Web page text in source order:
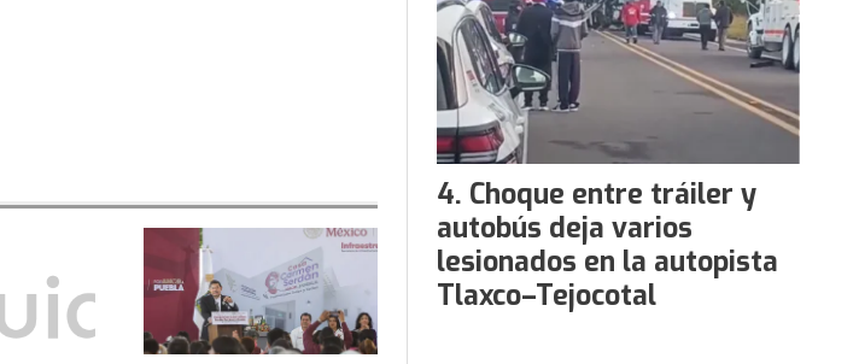
Choque entre tráiler y
autobús deja varios
lesionados en la autopista
Tlaxco–Tejocotal